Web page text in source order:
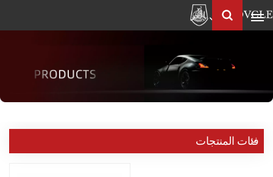
العربية
English
Pусский العربية
中
فئات المنتجات